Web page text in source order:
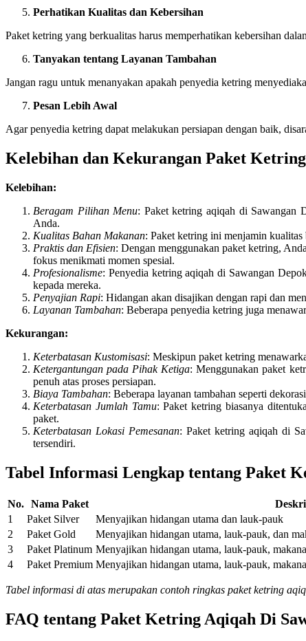
Perhatikan Kualitas dan Kebersihan
Paket ketring yang berkualitas harus memperhatikan kebersihan
Tanyakan tentang Layanan Tambahan
Jangan ragu untuk menanyakan apakah penyedia ketring
Pesan Lebih Awal
Agar penyedia ketring dapat melakukan persiapan dengan baik,
Kelebihan dan Kekurangan Paket Ketring
Kelebihan:
Beragam Pilihan Menu: Paket ketring aqiqah di Sawangan
Anda.
Kualitas Bahan Makanan: Paket ketring ini menjamin kualitas
Praktis dan Efisien: Dengan menggunakan paket ketring,
fokus menikmati momen spesial.
Profesionalisme: Penyedia ketring aqiqah di Sawangan
kepada mereka.
Penyajian Rapi: Hidangan akan disajikan dengan rapi dan
Layanan Tambahan: Beberapa penyedia ketring juga
Kekurangan:
Keterbatasan Kustomisasi: Meskipun paket ketring
Ketergantungan pada Pihak Ketiga: Menggunakan paket
penuh atas proses persiapan.
Biaya Tambahan: Beberapa layanan tambahan seperti
Keterbatasan Jumlah Tamu: Paket ketring biasanya
paket.
Keterbatasan Lokasi Pemesanan: Paket ketring aqiqah di
tersendiri.
Tabel Informasi Lengkap tentang Paket
No. Nama Paket
1
Paket Silver Menyajikan hidangan utama dan lauk-pauk
2
Paket Gold Menyajikan hidangan utama, lauk-pauk, dan
3
Paket Platinum Menyajikan hidangan utama, lauk-pauk,
4
Paket Premium Menyajikan hidangan utama, lauk-pauk,
Tabel informasi di atas merupakan contoh ringkas paket ketring
FAQ tentang Paket Ketring Aqiqah Di